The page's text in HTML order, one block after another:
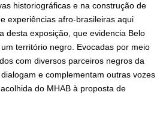
historiográficas e na construção de
experiências afro-brasileiras aqui
desta exposição, que evidencia Belo
território negro. Evocadas por meio
com diversos parceiros negros da
e complementam outras vozes
do MHAB à proposta de